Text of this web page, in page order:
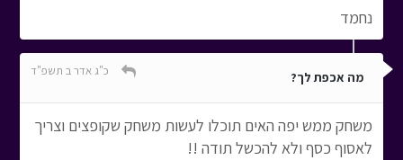
נחמד
מה אכפת לך? כ"ג אדר ב תשפ"ד
משחק ממש יפה האים תוכלו לעשות משחק שקופצים וצריך
לאסוף כסף ולא להכשל תודה !!